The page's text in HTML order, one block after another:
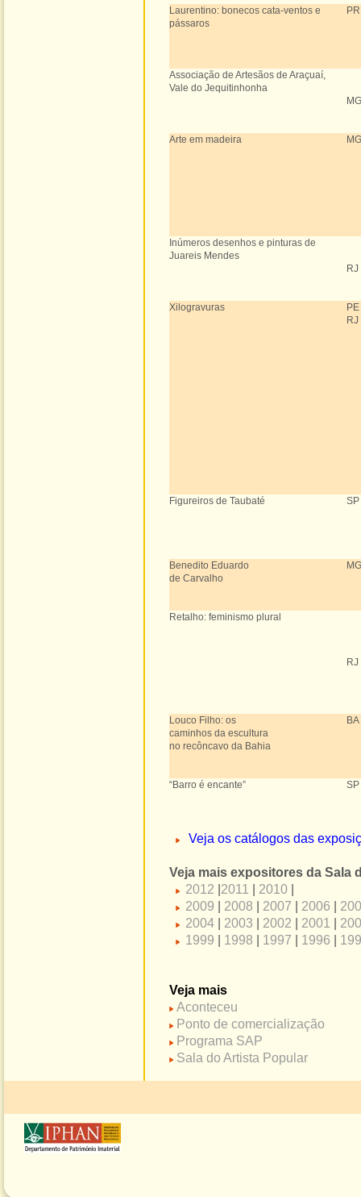
Laurentino: bonecos cata-ventos e
pássaros
PR
Associação de Artesãos de Araçuaí,
Vale do Jequitinhonha
MG
Arte em madeira MG
Inúmeros desenhos e pinturas de
Juareis Mendes
RJ
Xilogravuras
PE
RJ
Figureiros de Taubaté SP
Benedito Eduardo
de Carvalho
MG
Retalho: feminismo plural
RJ
Louco Filho: os
caminhos da escultura
no recôncavo da Bahia
BA
“Barro é encante” SP
Veja os catálogos das
Veja mais expositores da Sala
2012 |2011 | 2010 |
2009 | 2008 | 2007 | 2006 |
2004 | 2003 | 2002 | 2001 |
1999 | 1998 | 1997 | 1996 |
Veja mais
Aconteceu
Ponto de comercialização
Programa SAP
Sala do Artista Popular